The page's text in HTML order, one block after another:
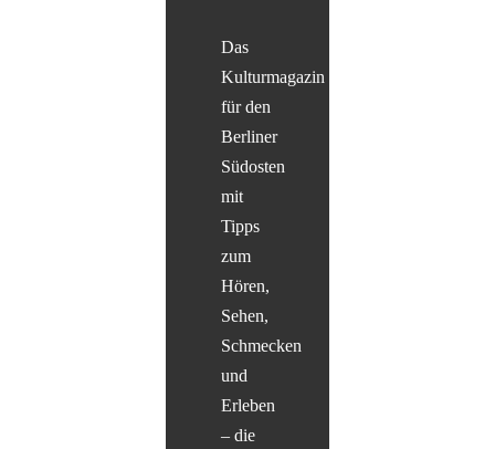
Das
Kulturmagazin
für den
Berliner
Südosten
mit
Tipps
zum
Hören,
Sehen,
Schmecken
und
Erleben
– die